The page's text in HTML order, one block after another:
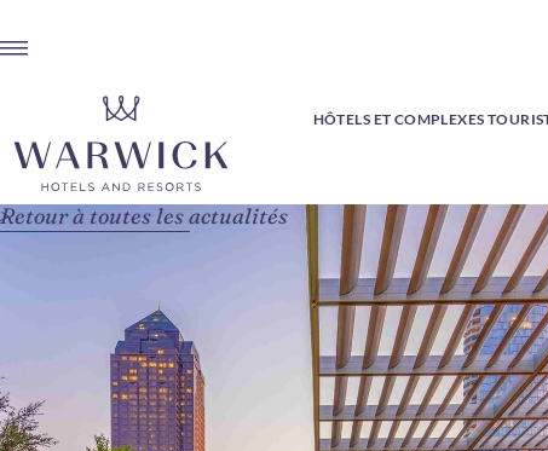
HÔTELS ET COMPLEXES
Retour à toutes les actualités